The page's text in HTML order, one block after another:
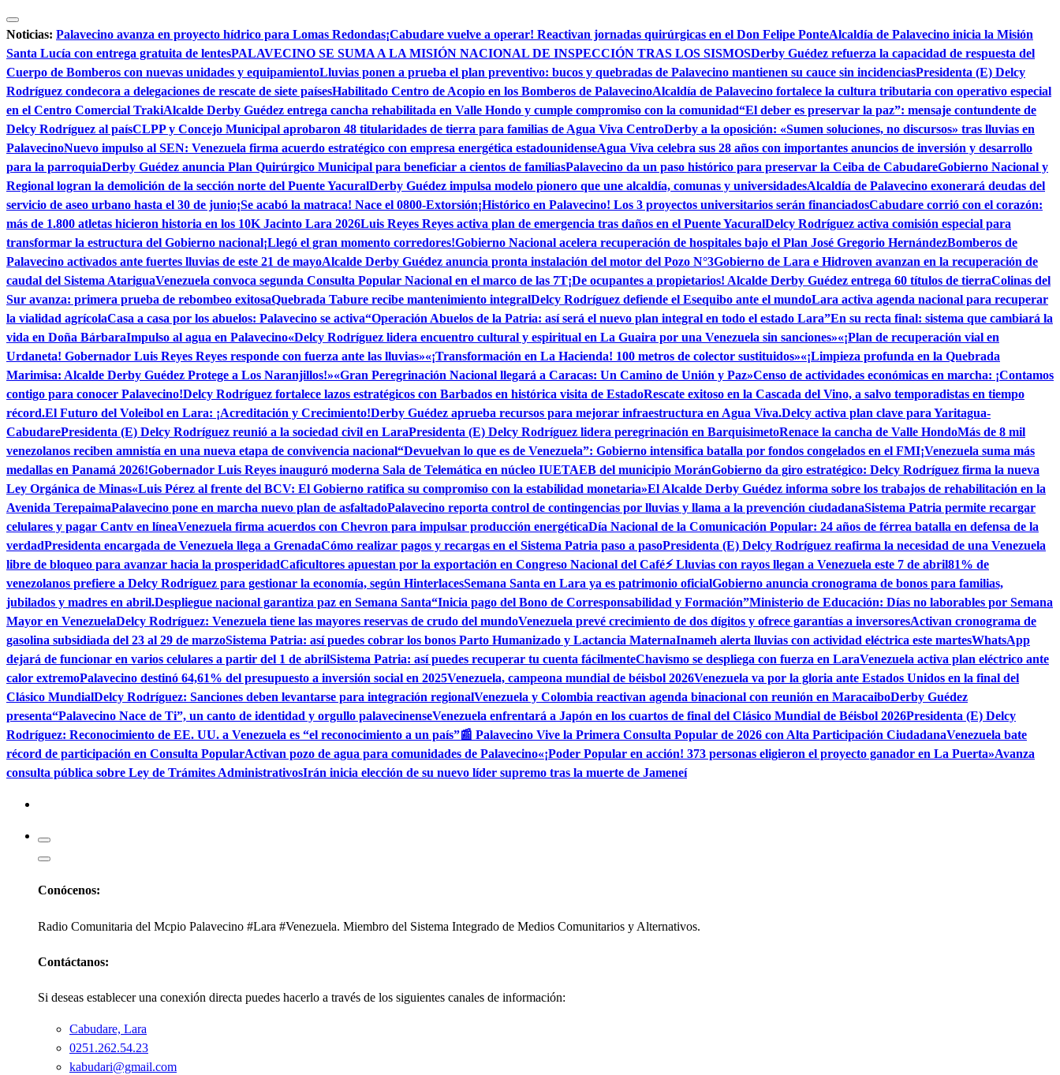
Saltar
al
contenido
Noticias: Palavecino avanza en proyecto hídrico para Lomas Redondas¡Cabudare vuelve a operar! Reactivan jornadas quirúrgicas en el Don Felipe PonteAlcaldía de Palavecino inicia la Misión
Santa Lucía con entrega gratuita de lentesPALAVECINO SE SUMA A LA MISIÓN NACIONAL DE INSPECCIÓN TRAS LOS SISMOSDerby Guédez refuerza la capacidad de respuesta del
Cuerpo de Bomberos con nuevas unidades y equipamientoLluvias ponen a prueba el plan preventivo: bucos y quebradas de Palavecino mantienen su cauce sin incidenciasPresidenta (E) Delcy
Rodríguez condecora a delegaciones de rescate de siete paísesHabilitado Centro de Acopio en los Bomberos de PalavecinoAlcaldía de Palavecino fortalece la cultura tributaria con operativo especial
en el Centro Comercial TrakiAlcalde Derby Guédez entrega cancha rehabilitada en Valle Hondo y cumple compromiso con la comunidad“El deber es preservar la paz”: mensaje contundente de
Delcy Rodríguez al paísCLPP y Concejo Municipal aprobaron 48 titularidades de tierra para familias de Agua Viva CentroDerby a la oposición: «Sumen soluciones, no discursos» tras lluvias en
PalavecinoNuevo impulso al SEN: Venezuela firma acuerdo estratégico con empresa energética estadounidenseAgua Viva celebra sus 28 años con importantes anuncios de inversión y desarrollo
para la parroquiaDerby Guédez anuncia Plan Quirúrgico Municipal para beneficiar a cientos de familiasPalavecino da un paso histórico para preservar la Ceiba de CabudareGobierno Nacional y
Regional logran la demolición de la sección norte del Puente YacuralDerby Guédez impulsa modelo pionero que une alcaldía, comunas y universidadesAlcaldía de Palavecino exonerará deudas del
servicio de aseo urbano hasta el 30 de junio¡Se acabó la matraca! Nace el 0800-Extorsión¡Histórico en Palavecino! Los 3 proyectos universitarios serán financiadosCabudare corrió con el corazón:
más de 1.800 atletas hicieron historia en los 10K Jacinto Lara 2026Luis Reyes Reyes activa plan de emergencia tras daños en el Puente YacuralDelcy Rodríguez activa comisión especial para
transformar la estructura del Gobierno nacional¡Llegó el gran momento corredores!Gobierno Nacional acelera recuperación de hospitales bajo el Plan José Gregorio HernándezBomberos de
Palavecino activados ante fuertes lluvias de este 21 de mayoAlcalde Derby Guédez anuncia pronta instalación del motor del Pozo N°3Gobierno de Lara e Hidroven avanzan en la recuperación de
caudal del Sistema AtariguaVenezuela convoca segunda Consulta Popular Nacional en el marco de las 7T¡De ocupantes a propietarios! Alcalde Derby Guédez entrega 60 títulos de tierraColinas del
Sur avanza: primera prueba de rebombeo exitosaQuebrada Tabure recibe mantenimiento integralDelcy Rodríguez defiende el Esequibo ante el mundoLara activa agenda nacional para recuperar
la vialidad agrícolaCasa a casa por los abuelos: Palavecino se activa“Operación Abuelos de la Patria: así será el nuevo plan integral en todo el estado Lara”En su recta final: sistema que cambiará la
vida en Doña BárbaraImpulso al agua en Palavecino«Delcy Rodríguez lidera encuentro cultural y espiritual en La Guaira por una Venezuela sin sanciones»«¡Plan de recuperación vial en
Urdaneta! Gobernador Luis Reyes Reyes responde con fuerza ante las lluvias»«¡Transformación en La Hacienda! 100 metros de colector sustituidos»«¡Limpieza profunda en la Quebrada
Marimisa: Alcalde Derby Guédez Protege a Los Naranjillos!»«Gran Peregrinación Nacional llegará a Caracas: Un Camino de Unión y Paz»Censo de actividades económicas en marcha: ¡Contamos
contigo para conocer Palavecino!Delcy Rodríguez fortalece lazos estratégicos con Barbados en histórica visita de EstadoRescate exitoso en la Cascada del Vino, a salvo temporadistas en tiempo
récord.El Futuro del Voleibol en Lara: ¡Acreditación y Crecimiento!Derby Guédez aprueba recursos para mejorar infraestructura en Agua Viva.Delcy activa plan clave para Yaritagua-
CabudarePresidenta (E) Delcy Rodríguez reunió a la sociedad civil en LaraPresidenta (E) Delcy Rodríguez lidera peregrinación en BarquisimetoRenace la cancha de Valle HondoMás de 8 mil
venezolanos reciben amnistía en una nueva etapa de convivencia nacional“Devuelvan lo que es de Venezuela”: Gobierno intensifica batalla por fondos congelados en el FMI¡Venezuela suma más
medallas en Panamá 2026!Gobernador Luis Reyes inauguró moderna Sala de Telemática en núcleo IUETAEB del municipio MoránGobierno da giro estratégico: Delcy Rodríguez firma la nueva
Ley Orgánica de Minas«Luis Pérez al frente del BCV: El Gobierno ratifica su compromiso con la estabilidad monetaria»El Alcalde Derby Guédez informa sobre los trabajos de rehabilitación en la
Avenida TerepaimaPalavecino pone en marcha nuevo plan de asfaltadoPalavecino reporta control de contingencias por lluvias y llama a la prevención ciudadanaSistema Patria permite recargar
celulares y pagar Cantv en líneaVenezuela firma acuerdos con Chevron para impulsar producción energéticaDía Nacional de la Comunicación Popular: 24 años de férrea batalla en defensa de la
verdadPresidenta encargada de Venezuela llega a GrenadaCómo realizar pagos y recargas en el Sistema Patria paso a pasoPresidenta (E) Delcy Rodríguez reafirma la necesidad de una Venezuela
libre de bloqueo para avanzar hacia la prosperidadCaficultores apuestan por la exportación en Congreso Nacional del Café⚡ Lluvias con rayos llegan a Venezuela este 7 de abril81% de
venezolanos prefiere a Delcy Rodríguez para gestionar la economía, según HinterlacesSemana Santa en Lara ya es patrimonio oficialGobierno anuncia cronograma de bonos para familias,
jubilados y madres en abril.Despliegue nacional garantiza paz en Semana Santa“Inicia pago del Bono de Corresponsabilidad y Formación”Ministerio de Educación: Días no laborables por Semana
Mayor en VenezuelaDelcy Rodríguez: Venezuela tiene las mayores reservas de crudo del mundoVenezuela prevé crecimiento de dos dígitos y ofrece garantías a inversoresActivan cronograma de
gasolina subsidiada del 23 al 29 de marzoSistema Patria: así puedes cobrar los bonos Parto Humanizado y Lactancia MaternaInameh alerta lluvias con actividad eléctrica este martesWhatsApp
dejará de funcionar en varios celulares a partir del 1 de abrilSistema Patria: así puedes recuperar tu cuenta fácilmenteChavismo se despliega con fuerza en LaraVenezuela activa plan eléctrico ante
calor extremoPalavecino destinó 64,61% del presupuesto a inversión social en 2025Venezuela, campeona mundial de béisbol 2026Venezuela va por la gloria ante Estados Unidos en la final del
Clásico MundialDelcy Rodríguez: Sanciones deben levantarse para integración regionalVenezuela y Colombia reactivan agenda binacional con reunión en MaracaiboDerby Guédez
presenta“Palavecino Nace de Ti”, un canto de identidad y orgullo palavecinenseVenezuela enfrentará a Japón en los cuartos de final del Clásico Mundial de Béisbol 2026Presidenta (E) Delcy
Rodríguez: Reconocimiento de EE. UU. a Venezuela es “el reconocimiento a un país”📰 Palavecino Vive la Primera Consulta Popular de 2026 con Alta Participación CiudadanaVenezuela bate
récord de participación en Consulta PopularActivan pozo de agua para comunidades de Palavecino«¡Poder Popular en acción! 373 personas eligieron el proyecto ganador en La Puerta»Avanza
consulta pública sobre Ley de Trámites AdministrativosIrán inicia elección de su nuevo líder supremo tras la muerte de Jameneí
Kabudari
Conócenos:
Radio Comunitaria del Mcpio Palavecino #Lara #Venezuela. Miembro del Sistema Integrado de Medios Comunitarios y Alternativos.
Contáctanos:
Si deseas establecer una conexión directa puedes hacerlo a través de los siguientes canales de información:
Cabudare, Lara
0251.262.54.23
kabudari@gmail.com